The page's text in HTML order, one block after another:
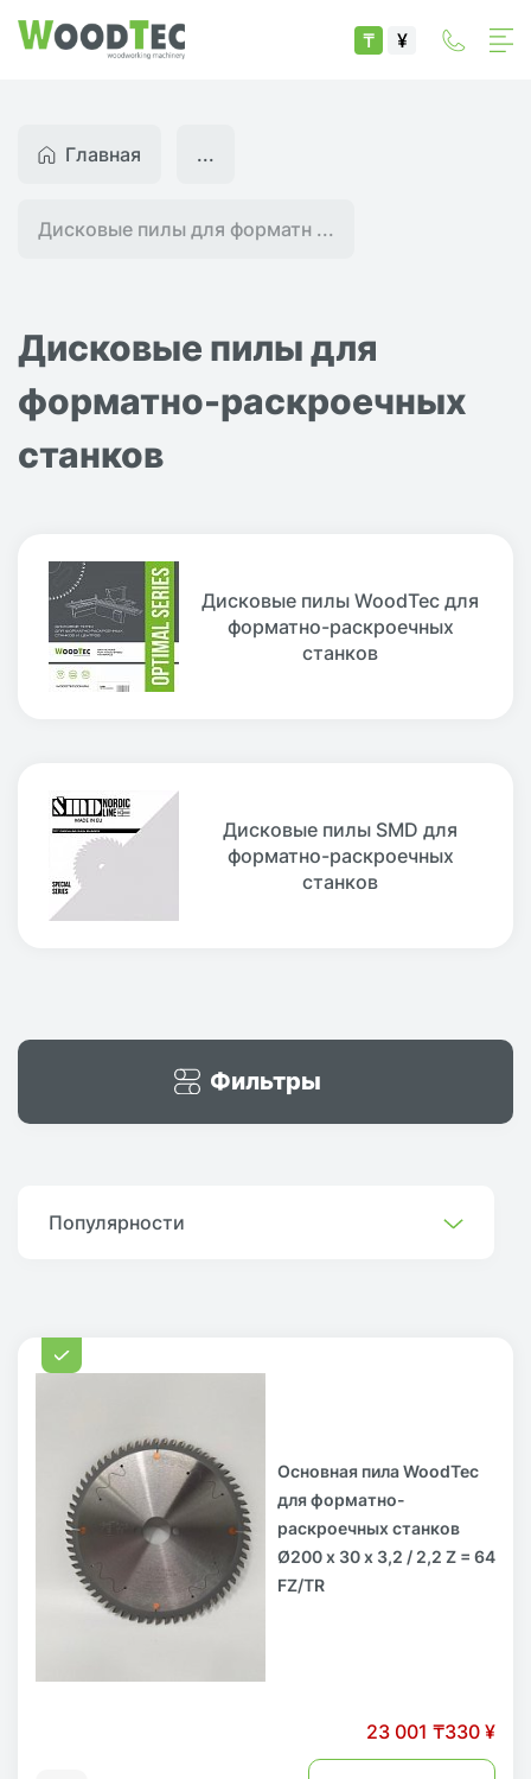
₸ ¥
Главная
Дисковые пилы для форматн ...
...
Дисковые пилы для
форматно-раскроечных
станков
Дисковые пилы WoodTec для
форматно-раскроечных
станков
Дисковые пилы SMD для
форматно-раскроечных
станков
Фильтры
Популярности
Основная пила WoodTec
для форматно-
раскроечных станков
Ø200 х 30 x 3,2 / 2,2 Z = 64
FZ/TR
23 001 ₸330 ¥